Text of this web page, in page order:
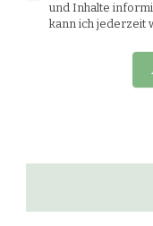
und Inhalte
kann ich jederzeit